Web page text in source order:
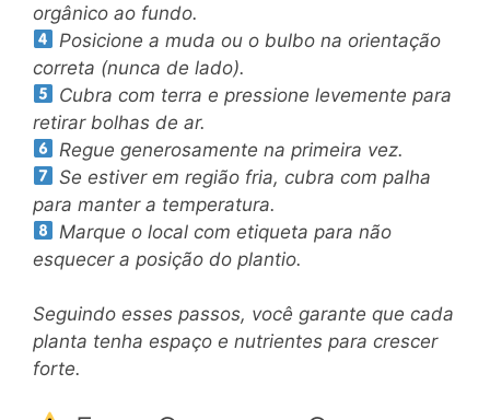
orgânico ao fundo.
Posicione a muda ou o bulbo na orientação
correta (nunca de lado).
Cubra com terra e pressione levemente para
retirar bolhas de ar.
Regue generosamente na primeira vez.
Se estiver em região fria, cubra com palha
para manter a temperatura.
Marque o local com etiqueta para não
esquecer a posição do plantio.
Seguindo esses passos, você garante que cada
planta tenha espaço e nutrientes para crescer
forte.